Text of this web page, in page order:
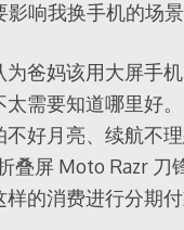
响我换手机的场景
爸妈该用大屏手
需要知道哪里好。
好月亮、续航不理
叠屏 Moto Razr
的消费进行分期付